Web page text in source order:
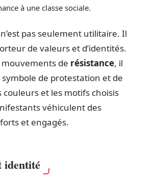
à une classe sociale.
pas seulement utilitaire. Il
de valeurs et d’identités.
de résistance, il
de protestation et de
couleurs et les motifs choisis
véhiculent des
et engagés.
identité